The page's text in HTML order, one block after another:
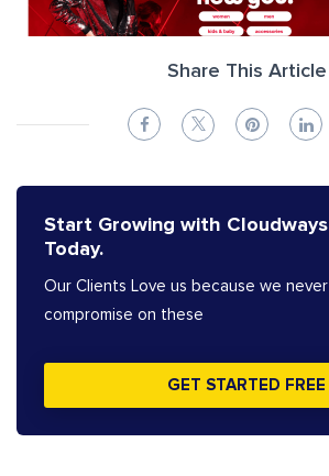
Share This Article
Start Growing with Cloudways
Today.
Our Clients Love us because we never
compromise on these
GET STARTED FREE